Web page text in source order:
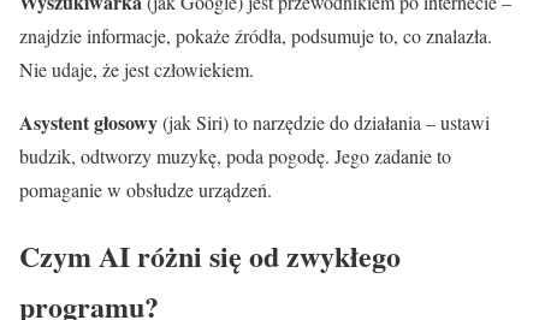
znajdzie informacje, pokaże źródła, podsumuje to, co znalazła.
Nie udaje, że jest człowiekiem.
Asystent głosowy(jak Siri) to narzędzie do działania – ustawi
budzik, odtworzy muzykę, poda pogodę. Jego zadanie to
pomaganie w obsłudze urządzeń.
Czym AI różni się od zwykłego
programu?